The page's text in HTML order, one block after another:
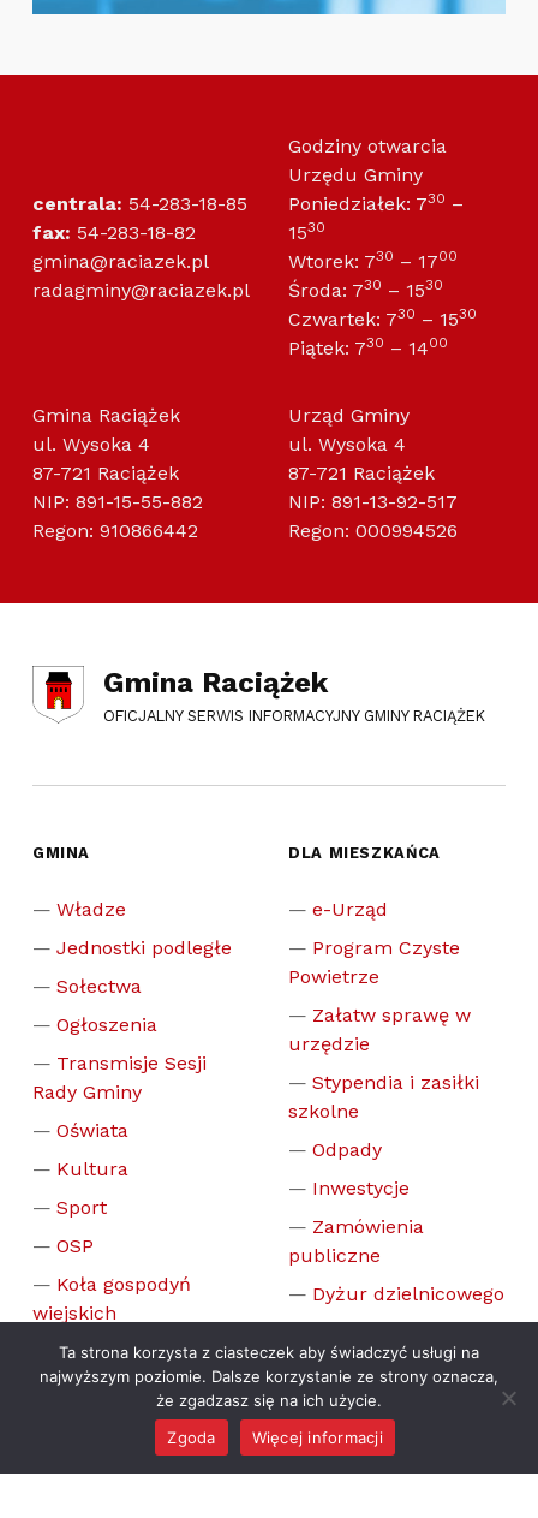
MENU
Skip back to main navigation
centrala: 54-283-18-85
fax: 54-283-18-82
gmina@raciazek.pl
radagminy@raciazek.pl
Godziny otwarcia
Urzędu Gminy
Poniedziałek: 730 –
1530
Wtorek: 730 – 1700
Środa: 730 – 1530
Czwartek: 730 – 1530
Piątek: 730 – 1400
Gmina Raciążek
ul. Wysoka 4
87-721 Raciążek
NIP: 891-15-55-882
Regon: 910866442
Urząd Gminy
ul. Wysoka 4
87-721 Raciążek
NIP: 891-13-92-517
Regon: 000994526
Gmina Raciążek
OFICJALNY SERWIS INFORMACYJNY GMINY RACIĄŻEK
GMINA
Władze
Jednostki podległe
Sołectwa
Ogłoszenia
Transmisje Sesji
Rady Gminy
Oświata
Kultura
Sport
OSP
Koła gospodyń
wiejskich
Honorowi
mieszkańcy gminy
powiadomienia
mieszkańców SISMS
DLA MIESZKAŃCA
e-Urząd
Program Czyste
Powietrze
Załatw sprawę w
urzędzie
Stypendia i zasiłki
szkolne
Odpady
Inwestycje
Zamówienia
publiczne
Dyżur dzielnicowego
Dyżur psychologa
Gminna komisja
rozwiązywania
Ta strona korzysta z ciasteczek aby świadczyć usługi na
najwyższym poziomie. Dalsze korzystanie ze strony oznacza,
że zgadzasz się na ich użycie.
Zgoda
Więcej informacji